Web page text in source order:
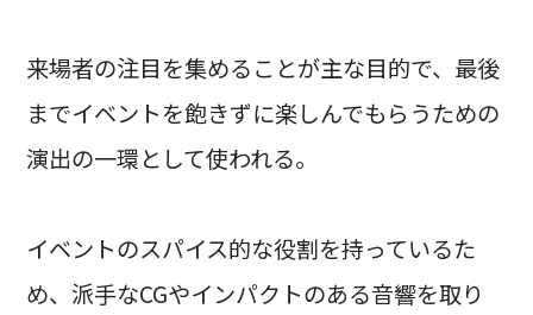
来場者の注目を集めることが主な目的で、最後
までイベントを飽きずに楽しんでもらうための
演出の一環として使われる。
イベントのスパイス的な役割を持っているた
め、派手なCGやインパクトのある音響を取り